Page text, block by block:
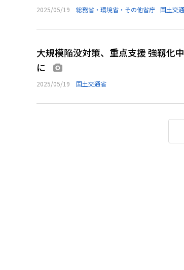
2025/05/19 総務省・環境省・その他省庁 国土交
大規模陥没対策、重点支援 強靱
に
2025/05/19 国土交通省